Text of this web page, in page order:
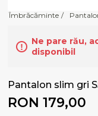
Îmbrăcăminte /
Ne pare rău,
disponibil
Pantalon slim gri
RON 179,00